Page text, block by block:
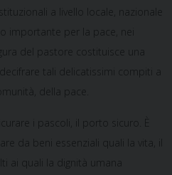
a livello locale, nazionale
importante per la pace, nei
del pastore costituisce una
tali delicatissimi compiti a
della pace.
i pascoli, il porto sicuro. È
da beni essenziali quali la vita, il
ai quali la dignità umana